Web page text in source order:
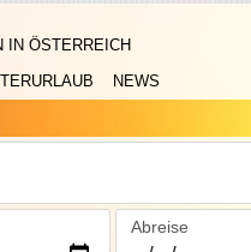
IN ÖSTERREICH
NEWS
Abreise